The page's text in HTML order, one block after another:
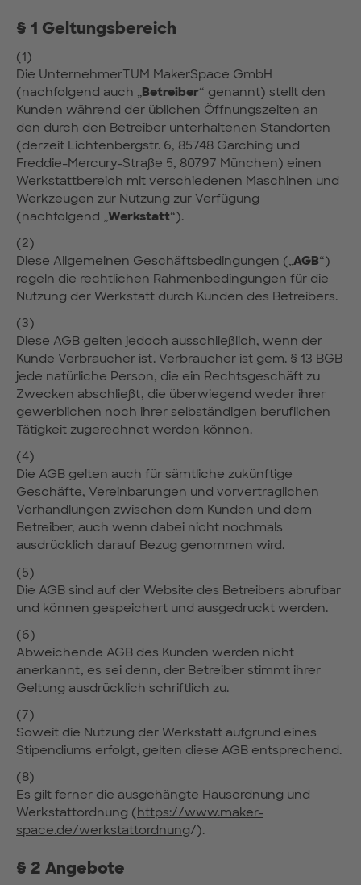
§ 1 Geltungsbereich
(1)
Die UnternehmerTUM MakerSpace GmbH
(nachfolgend auch „Betreiber“ genannt) stellt den
Kunden während der üblichen Öffnungszeiten an
den durch den Betreiber unterhaltenen Standorten
(derzeit Lichtenbergstr. 6, 85748 Garching und
Freddie-Mercury-Straße 5, 80797 München) einen
Werkstattbereich mit verschiedenen Maschinen und
Werkzeugen zur Nutzung zur Verfügung
(nachfolgend „Werkstatt“).
(2)
Diese Allgemeinen Geschäftsbedingungen („AGB“)
regeln die rechtlichen Rahmenbedingungen für die
Nutzung der Werkstatt durch Kunden des Betreibers.
(3)
Diese AGB gelten jedoch ausschließlich, wenn der
Kunde Verbraucher ist. Verbraucher ist gem. § 13 BGB
jede natürliche Person, die ein Rechtsgeschäft zu
Zwecken abschließt, die überwiegend weder ihrer
gewerblichen noch ihrer selbständigen beruflichen
Tätigkeit zugerechnet werden können.
(4)
Die AGB gelten auch für sämtliche zukünftige
Geschäfte, Vereinbarungen und vorvertraglichen
Verhandlungen zwischen dem Kunden und dem
Betreiber, auch wenn dabei nicht nochmals
ausdrücklich darauf Bezug genommen wird.
(5)
Die AGB sind auf der Website des Betreibers abrufbar
und können gespeichert und ausgedruckt werden.
(6)
Abweichende AGB des Kunden werden nicht
anerkannt, es sei denn, der Betreiber stimmt ihrer
Geltung ausdrücklich schriftlich zu.
(7)
Soweit die Nutzung der Werkstatt aufgrund eines
Stipendiums erfolgt, gelten diese AGB entsprechend.
(8)
Es gilt ferner die ausgehängte Hausordnung und
Werkstattordnung (https://www.maker-
space.de/werkstattordnung/).
§ 2 Angebote